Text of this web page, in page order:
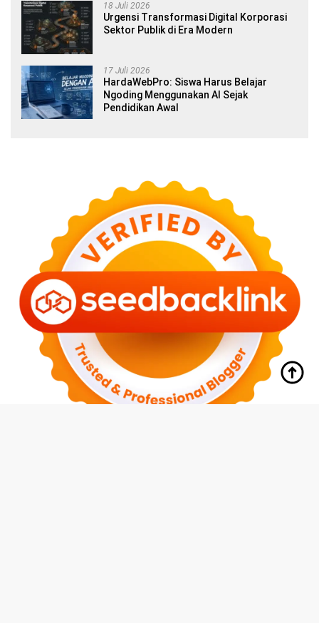
18 Juli 2026
Urgensi Transformasi Digital Korporasi
Sektor Publik di Era Modern
17 Juli 2026
HardaWebPro: Siswa Harus Belajar
Ngoding Menggunakan AI Sejak
Pendidikan Awal